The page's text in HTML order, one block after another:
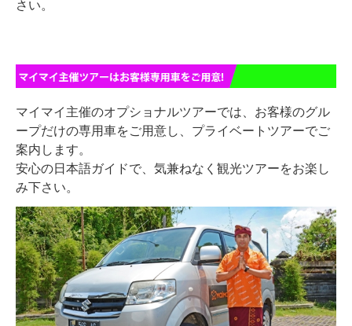
さい。
マイマイ主催のオプショナルツアーでは、お客様のグル
ープだけの専用車をご用意し、プライベートツアーでご
案内します。
安心の日本語ガイドで、気兼ねなく観光ツアーをお楽し
み下さい。